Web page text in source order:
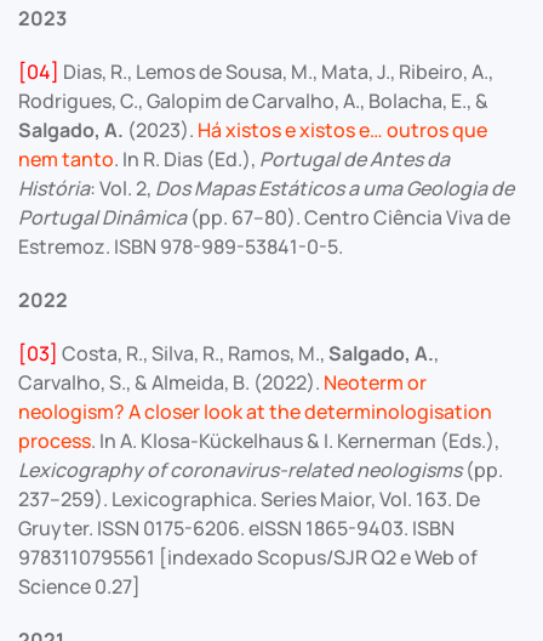
2023
[04] Dias, R., Lemos de Sousa, M., Mata, J., Ribeiro, A.,
Rodrigues, C., Galopim de Carvalho, A., Bolacha, E., &
Salgado, A. (2023). Há xistos e xistos e… outros que
nem tanto. In R. Dias (Ed.), Portugal de Antes da
História: Vol. 2, Dos Mapas Estáticos a uma Geologia de
Portugal Dinâmica(pp. 67–80). Centro Ciência Viva de
Estremoz. ISBN 978-989-53841-0-5.
2022
[03] Costa, R., Silva, R., Ramos, M., Salgado, A.,
Carvalho, S., & Almeida, B. (2022). Neoterm or
neologism? A closer look at the determinologisation
process. In A. Klosa-Kückelhaus & I. Kernerman (Eds.),
Lexicography of coronavirus-related neologisms(pp.
237–259). Lexicographica. Series Maior, Vol. 163. De
Gruyter. ISSN 0175-6206. eISSN 1865-9403. ISBN
9783110795561 [indexado Scopus/SJR Q2 e Web of
Science 0.27]